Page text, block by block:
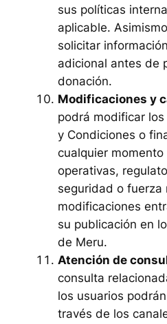
sus políticas
aplicable.
solicitar
adicional antes de
donación.
Modificaciones y
podrá modificar
y Condiciones o
cualquier momento
operativas,
seguridad o fuerza
modificaciones
su publicación en
de Meru.
Atención de
consulta
los usuarios
través de los